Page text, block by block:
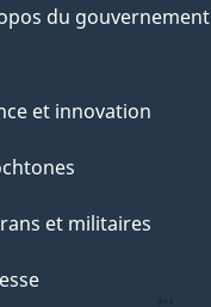
du gouvernement
et innovation
et militaires